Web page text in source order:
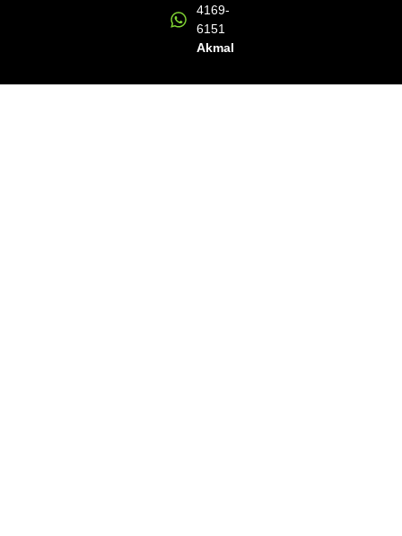
4169-
6151
Akmal